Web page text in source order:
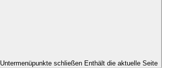
Untermenüpunkte schließen Enthält die aktuelle Seite